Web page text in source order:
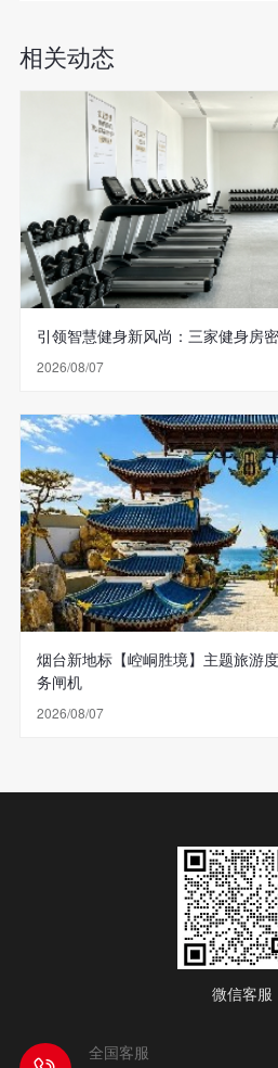
相关动态
引领智慧健身新风尚：三家健身房
2026/08/07
烟台新地标【崆峒胜境】主题旅游
务闸机
2026/08/07
微信客服
全国客服